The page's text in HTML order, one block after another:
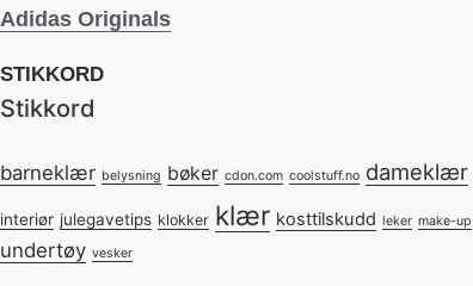
Adidas Originals
STIKKORD
Stikkord
barneklær belysning bøker cdon.com coolstuff.no dameklær
interiør julegavetips klokker klær kosttilskudd leker make-up
undertøy vesker